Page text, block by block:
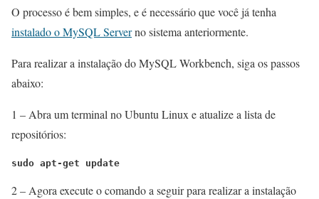
O processo é bem simples, e é necessário que você já tenha
instalado o MySQL Serverno sistema anteriormente.
Para realizar a instalação do MySQL Workbench, siga os passos
abaixo:
1 – Abra um terminal no Ubuntu Linux e atualize a lista de
repositórios:
sudo apt-get update
2 – Agora execute o comando a seguir para realizar a instalação